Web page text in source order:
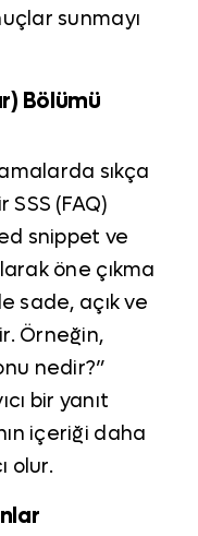
sunmayı
Bölümü
sıkça
(FAQ)
snippet ve
öne çıkma
sade, açık ve
Örneğin,
nedir?”
bir yanıt
içeriği daha
olur.